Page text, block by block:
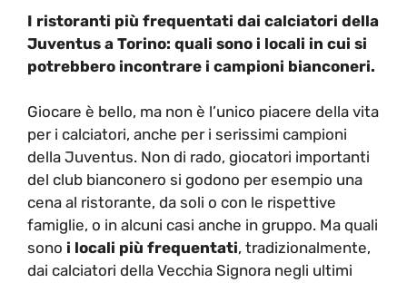
I ristoranti più frequentati dai calciatori della
Juventus a Torino: quali sono i locali in cui si
potrebbero incontrare i campioni bianconeri.
Giocare è bello, ma non è l’unico piacere della vita
per i calciatori, anche per i serissimi campioni
della Juventus. Non di rado, giocatori importanti
del club bianconero si godono per esempio una
cena al ristorante, da soli o con le rispettive
famiglie, o in alcuni casi anche in gruppo. Ma quali
sono i locali più frequentati, tradizionalmente,
dai calciatori della Vecchia Signora negli ultimi